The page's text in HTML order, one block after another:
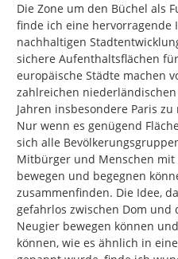
Die Zone um den Büchel als
finde ich eine hervorragende
nachhaltigen
sichere Aufenthaltsflächen
europäische Städte machen
zahlreichen
Jahren insbesondere Paris zu
Nur wenn es genügend
sich alle
Mitbürger und Menschen
bewegen und begegnen
zusammenfinden. Die Idee,
gefahrlos zwischen Dom
Neugier bewegen können
können, wie es ähnlich in